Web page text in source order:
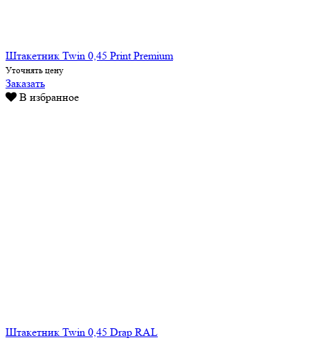
Штакетник Twin 0,45 Print Premium
Уточнять цену
Заказать
В избранное
Штакетник Twin 0,45 Drap RAL